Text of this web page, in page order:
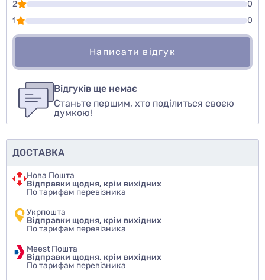
2
0
1
0
Написати відгук
авторизуйтесьили войдите
Оцінити товар
Відгуків ще немає
Станьте першим, хто поділиться своєю
думкою!
ДОСТАВКА
Нова Пошта
Відправки щодня, крім вихідних
По тарифам перевізника
Укрпошта
Відправки щодня, крім вихідних
По тарифам перевізника
Meest Пошта
Відправки щодня, крім вихідних
По тарифам перевізника